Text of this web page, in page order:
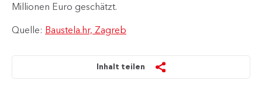
Millionen Euro geschätzt.
Quelle: Baustela.hr, Zagreb
Inhalt teilen